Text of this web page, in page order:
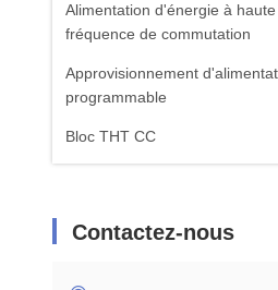
Alimentation d'énergie à haute
fréquence de commutation
Approvisionnement
programmable
Bloc THT CC
Contactez-nous